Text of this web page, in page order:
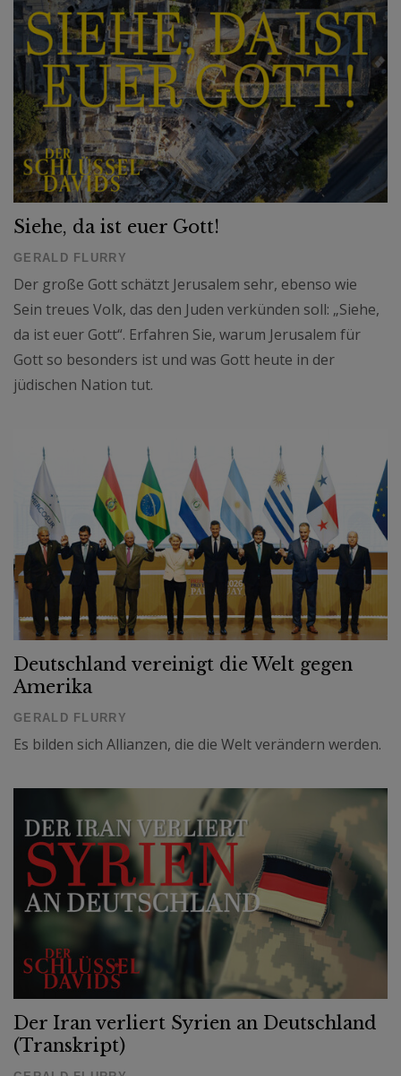
Siehe, da ist euer Gott!
GERALD FLURRY
Der große Gott schätzt Jerusalem sehr, ebenso wie
Sein treues Volk, das den Juden verkünden soll: „Siehe,
da ist euer Gott“. Erfahren Sie, warum Jerusalem für
Gott so besonders ist und was Gott heute in der
jüdischen Nation tut.
Deutschland vereinigt die Welt gegen
Amerika
GERALD FLURRY
Es bilden sich Allianzen, die die Welt verändern werden.
Der Iran verliert Syrien an Deutschland
(Transkript)